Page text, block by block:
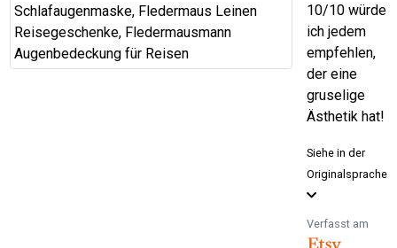
10/10 würde
ich jedem
empfehlen,
der eine
gruselige
Ästhetik hat!
Siehe in der
Originalsprache
Verfasst am